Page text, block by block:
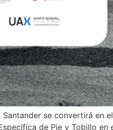
se convertirá en
de Pie y Tobillo